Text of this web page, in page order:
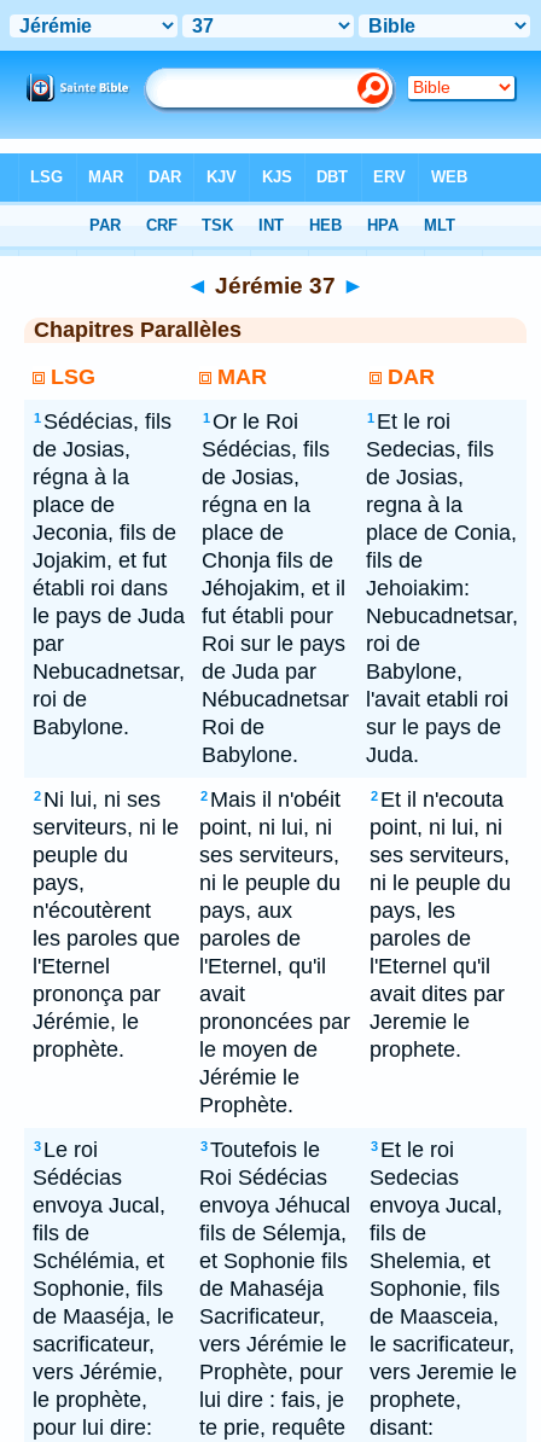
◄ Jérémie 37 ►
Chapitres Parallèles
LSG
MAR DAR
1 Sédécias, fils
de Josias,
régna à la
place de
Jeconia, fils de
Jojakim, et fut
établi roi dans
le pays de Juda
par
Nebucadnetsar,
roi de
Babylone.
1Or le Roi
Sédécias, fils
de Josias,
régna en la
place de
Chonja fils de
Jéhojakim, et il
fut établi pour
Roi sur le pays
de Juda par
Nébucadnetsar
Roi de
Babylone.
1 Et le roi
Sedecias, fils
de Josias,
regna à la
place de Conia,
fils de
Jehoiakim:
Nebucadnetsar,
roi de
Babylone,
l'avait etabli roi
sur le pays de
Juda.
2 Ni lui, ni ses
serviteurs, ni le
peuple du
pays,
n'écoutèrent
les paroles que
l'Eternel
prononça par
Jérémie, le
prophète.
2 Mais il n'obéit
point, ni lui, ni
ses serviteurs,
ni le peuple du
pays, aux
paroles de
l'Eternel, qu'il
avait
prononcées par
le moyen de
Jérémie le
Prophète.
2 Et il n'ecouta
point, ni lui, ni
ses serviteurs,
ni le peuple du
pays, les
paroles de
l'Eternel qu'il
avait dites par
Jeremie le
prophete.
3 Le roi
Sédécias
envoya Jucal,
fils de
Schélémia, et
Sophonie, fils
de Maaséja, le
sacrificateur,
vers Jérémie,
le prophète,
pour lui dire:
3Toutefois le
Roi Sédécias
envoya Jéhucal
fils de Sélemja,
et Sophonie fils
de Mahaséja
Sacrificateur,
vers Jérémie le
Prophète, pour
lui dire : fais, je
te prie, requête
3 Et le roi
Sedecias
envoya Jucal,
fils de
Shelemia, et
Sophonie, fils
de Maasceia,
le sacrificateur,
vers Jeremie le
prophete,
disant: